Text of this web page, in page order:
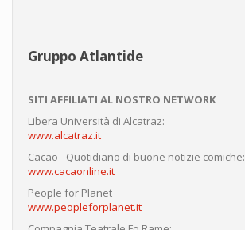
Gruppo Atlantide
SITI AFFILIATI AL NOSTRO NETWORK
Libera Università di Alcatraz:
www.alcatraz.it
Cacao - Quotidiano di buone notizie comiche:
www.cacaonline.it
People for Planet
www.peopleforplanet.it